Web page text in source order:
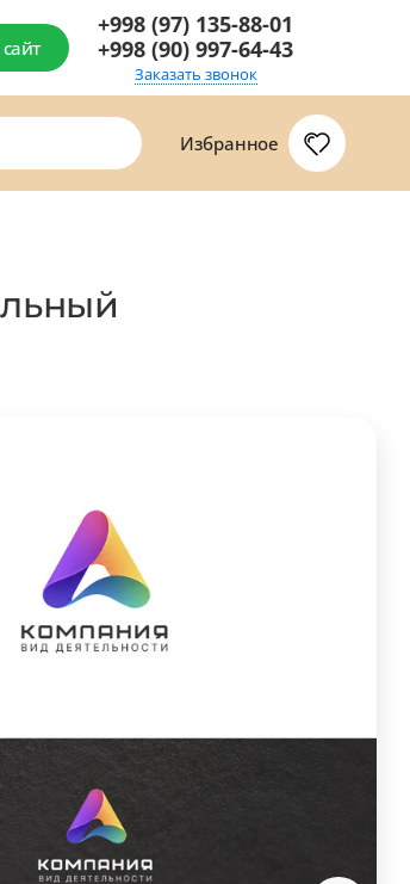
+998 (97) 135-88-01
+998 (90) 997-64-43
Заказать звонок
Избранное